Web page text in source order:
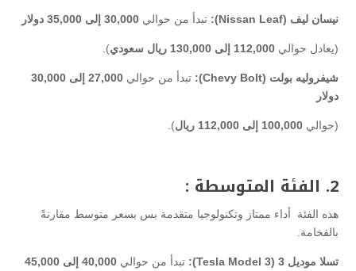
نيسان ليف (Nissan Leaf): تبدأ من حوالي 30,000 إلى 35,000 دولار
(يعادل حوالي 112,000 إلى 130,000 ريال سعودي ).
شيفروليه بولت (Chevy Bolt): تبدأ من حوالي
27,000 إلى 30,000
دولار
(حوالي 100,000 إلى 112,000 ريال ).
2. الفئة المتوسطة :
هذه الفئة أداء ممتاز وتكنولوجيا متقدمة بس بسعر متوسط مقارنةً
بالفخامة.
تسلا موديل 3 (Tesla Model 3): تبدأ من حوالي
40,000 إلى 45,000